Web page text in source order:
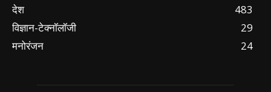
देश
483
विज्ञान-टेक्नॉलॉजी
29
मनोरंजन
24